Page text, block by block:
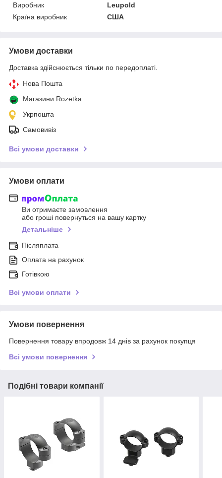
Виробник
Leupold
Країна виробник
США
Умови доставки
Доставка здійснюється тільки по передоплаті.
Нова Пошта
Магазини Rozetka
Укрпошта
Самовивіз
Всі умови доставки
Умови оплати
Ви отримаєте замовлення
або гроші повернуться на вашу картку
Детальніше
Післяплата
Оплата на рахунок
Готівкою
Всі умови оплати
Умови повернення
Повернення товару впродовж 14 днів за рахунок покупця
Всі умови повернення
Подібні товари компанії